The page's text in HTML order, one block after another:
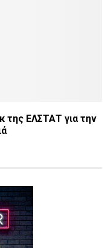
της ΕΛΣΤΑΤ για την